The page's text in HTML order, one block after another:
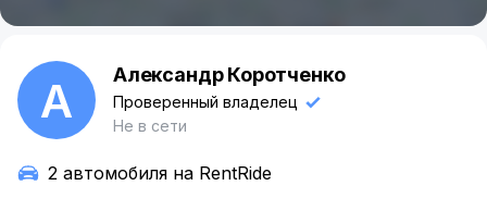
А Александр Коротченко
Проверенный владелец
Не в сети
2 автомобиля на RentRide